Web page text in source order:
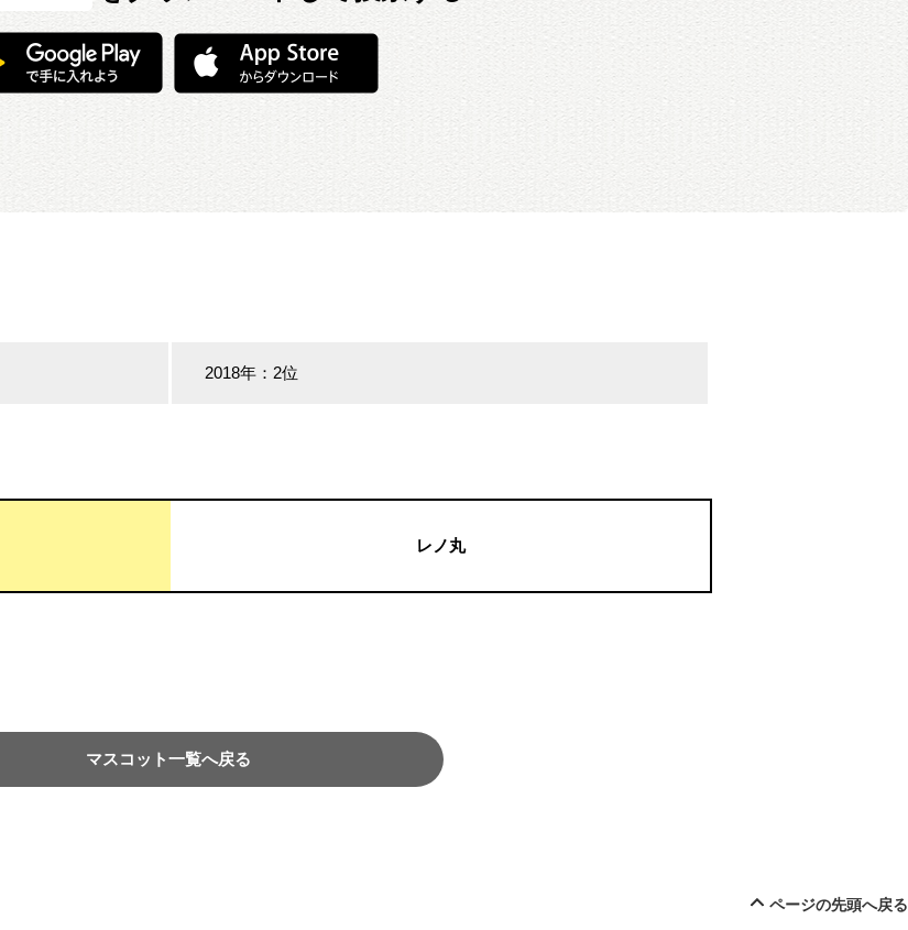
2018年：2位
レノ丸
マスコット一覧へ戻る
ページの先頭へ戻る